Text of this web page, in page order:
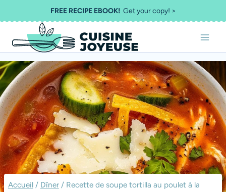
au
contenu
FREE RECIPE EBOOK!Get your copy! >
Accueil / Dîner / Recette de soupe tortilla au poulet à la